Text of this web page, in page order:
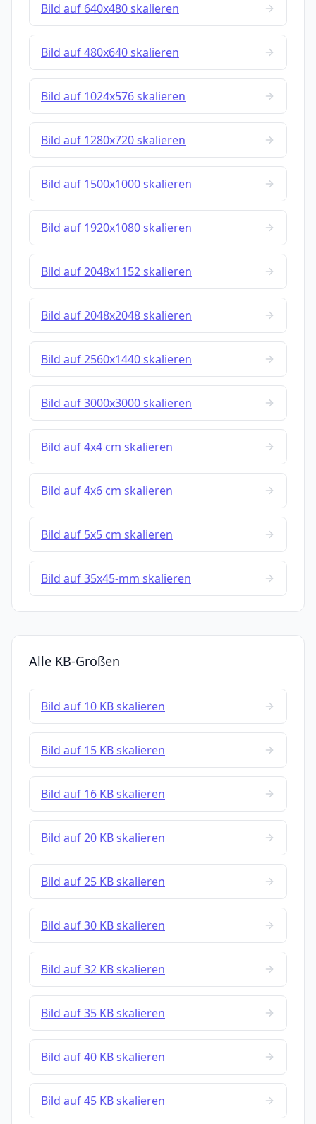
Bild auf 640x480 skalieren
Bild auf 480x640 skalieren
Bild auf 1024x576 skalieren
Bild auf 1280x720 skalieren
Bild auf 1500x1000 skalieren
Bild auf 1920x1080 skalieren
Bild auf 2048x1152 skalieren
Bild auf 2048x2048 skalieren
Bild auf 2560x1440 skalieren
Bild auf 3000x3000 skalieren
Bild auf 4x4 cm skalieren
Bild auf 4x6 cm skalieren
Bild auf 5x5 cm skalieren
Bild auf 35x45-mm skalieren
Alle KB-Größen
Bild auf 10 KB skalieren
Bild auf 15 KB skalieren
Bild auf 16 KB skalieren
Bild auf 20 KB skalieren
Bild auf 25 KB skalieren
Bild auf 30 KB skalieren
Bild auf 32 KB skalieren
Bild auf 35 KB skalieren
Bild auf 40 KB skalieren
Bild auf 45 KB skalieren